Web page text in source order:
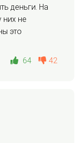
деньги. На
них не
это
64
42